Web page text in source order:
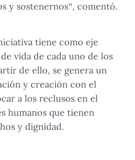
y sostenernos”, comentó.
tiene como eje
vida de cada uno de los
de ello, se genera un
y creación con el
a los reclusos en el
humanos que tienen
y dignidad.